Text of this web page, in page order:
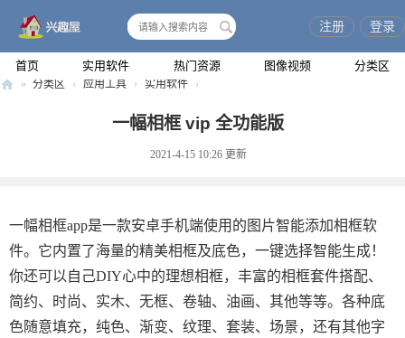
首页 实用软件 热门资源 图像视频 分类区
注册 登录
» 分类区 › 应用工具 › 实用软件 ›
一幅相框 vip 全功能版
2021-4-15 10:26 更新
一幅相框app是一款安卓手机端使用的图片智能添加相框软
件。它内置了海量的精美相框及底色，一键选择智能生成！
你还可以自己DIY心中的理想相框，丰富的相框套件搭配、
简约、时尚、实木、无框、卷轴、油画、其他等等。各种底
色随意填充，纯色、渐变、纹理、套装、场景，还有其他字